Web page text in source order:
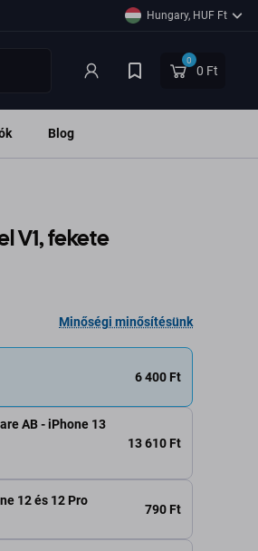
Hungary, HUF Ft
0
0 Ft
Blog
V1, fekete
Minőségi minősítésünk
AB - iPhone 13
13 610 Ft
12 és 12 Pro
790 Ft
6 400 Ft